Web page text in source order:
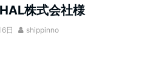
株式会社様
日 shippinno